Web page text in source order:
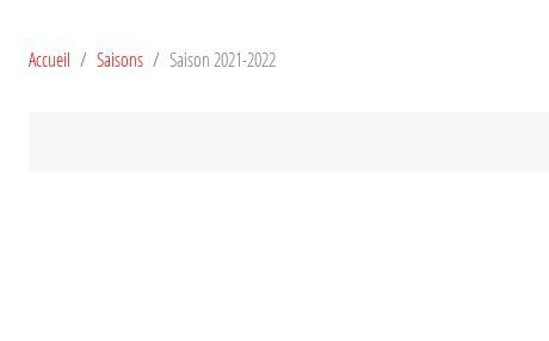
Accueil Saisons Saison 2021-2022